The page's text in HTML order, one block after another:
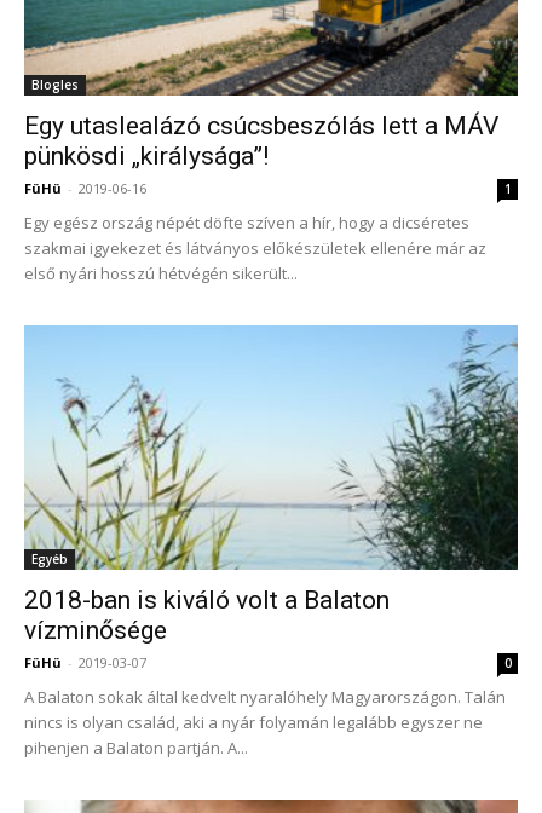
Blogles
Egy utaslealázó csúcsbeszólás lett a MÁV
pünkösdi „királysága”!
FüHü - 2019-06-16 1
Egy egész ország népét döfte szíven a hír, hogy a dicséretes
szakmai igyekezet és látványos előkészületek ellenére már az
első nyári hosszú hétvégén sikerült...
Egyéb
2018-ban is kiváló volt a Balaton
vízminősége
FüHü - 2019-03-07 0
A Balaton sokak által kedvelt nyaralóhely Magyarországon. Talán
nincs is olyan család, aki a nyár folyamán legalább egyszer ne
pihenjen a Balaton partján. A...